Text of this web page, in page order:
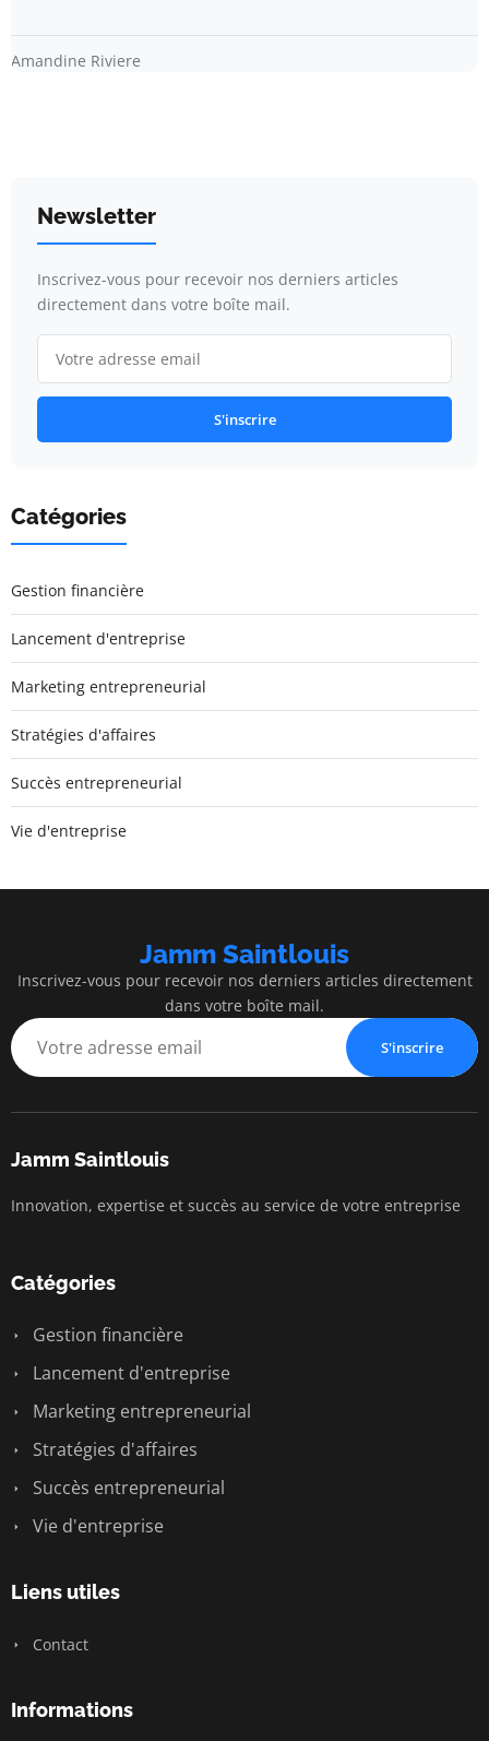
Amandine Riviere
Newsletter
Inscrivez-vous pour recevoir nos derniers articles
directement dans votre boîte mail.
S'inscrire
Catégories
Gestion financière
Lancement d'entreprise
Marketing entrepreneurial
Stratégies d'affaires
Succès entrepreneurial
Vie d'entreprise
Jamm Saintlouis
Inscrivez-vous pour recevoir nos derniers articles directement
dans votre boîte mail.
S'inscrire
Jamm Saintlouis
Innovation, expertise et succès au service de votre entreprise
Catégories
Gestion financière
Lancement d'entreprise
Marketing entrepreneurial
Stratégies d'affaires
Succès entrepreneurial
Vie d'entreprise
Liens utiles
Contact
Informations